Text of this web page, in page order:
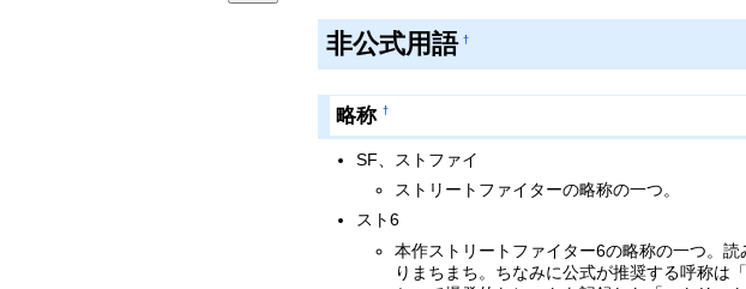
非公式用語 †
略称 †
SF、ストファイ
ストリートファイターの略称の一つ。
スト6
本作ストリートファイター6の略称の一つ。
りまちまち。ちなみに公式が推奨する呼称は